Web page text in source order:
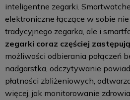
inteligentne zegarki.
elektroniczne łączące w sobie
tradycyjnego zegarka, ale i
zegarki coraz częściej
możliwości odbierania połączeń
nadgarstka, odczytywanie
płatności zbliżeniowych,
więcej, jak monitorowanie